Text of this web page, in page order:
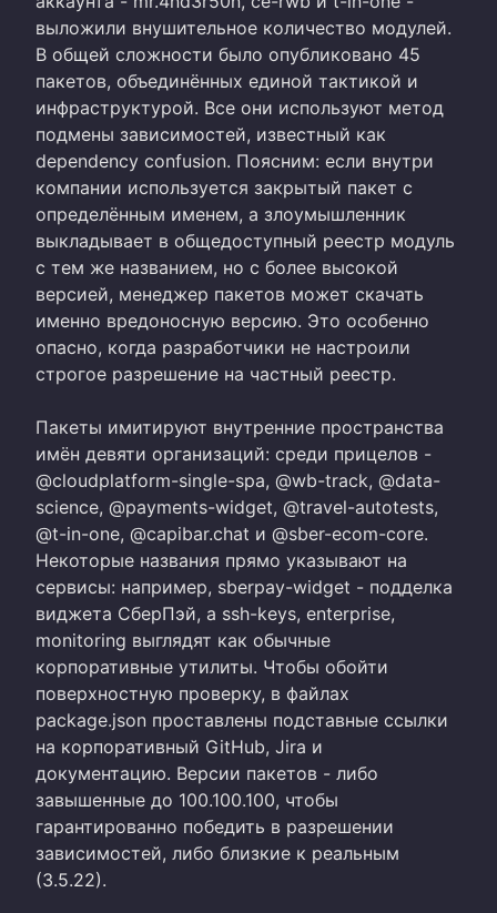
выложили внушительное количество модулей.
В общей сложности было опубликовано 45
пакетов, объединённых единой тактикой и
инфраструктурой. Все они используют метод
подмены зависимостей, известный как
dependency confusion. Поясним: если внутри
компании используется закрытый пакет с
определённым именем, а злоумышленник
выкладывает в общедоступный реестр модуль
с тем же названием, но с более высокой
версией, менеджер пакетов может скачать
именно вредоносную версию. Это особенно
опасно, когда разработчики не настроили
строгое разрешение на частный реестр.
Пакеты имитируют внутренние пространства
имён девяти организаций: среди прицелов -
@cloudplatform-single-spa, @wb-track, @data-
science, @payments-widget, @travel-autotests,
@t-in-one, @capibar.chat и @sber-ecom-core.
Некоторые названия прямо указывают на
сервисы: например, sberpay-widget - подделка
виджета СберПэй, а ssh-keys, enterprise,
monitoring выглядят как обычные
корпоративные утилиты. Чтобы обойти
поверхностную проверку, в файлах
package.json проставлены подставные ссылки
на корпоративный GitHub, Jira и
документацию. Версии пакетов - либо
завышенные до 100.100.100, чтобы
гарантированно победить в разрешении
зависимостей, либо близкие к реальным
(3.5.22).